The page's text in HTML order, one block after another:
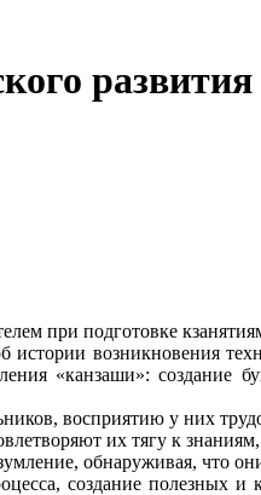
при подготовке
истории возникновения
«канзаши»: создание
восприятию у них
их тягу к
обнаруживая, что
создание полезных